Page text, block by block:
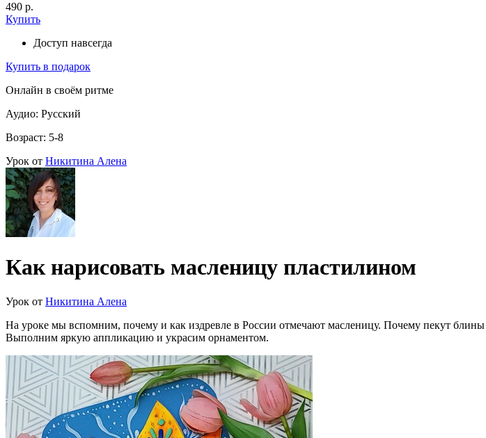
490 р.
Купить
Доступ навсегда
Купить в подарок
Онлайн в своём ритме
Аудио: Русский
Возраст: 5-8
Урок от Никитина Алена
Как нарисовать масленицу пластилином
Урок от Никитина Алена
На уроке мы вспомним, почему и как издревле в России отмечают масленицу. Почему пекут
Выполним яркую аппликацию и украсим орнаментом.